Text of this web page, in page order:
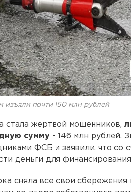
изъяли почти 150 млн рублей
стала жертвой мошенников,
сумму - 146 млн рублей.
ФСБ и заявили, что со
деньги для
сняла все свои